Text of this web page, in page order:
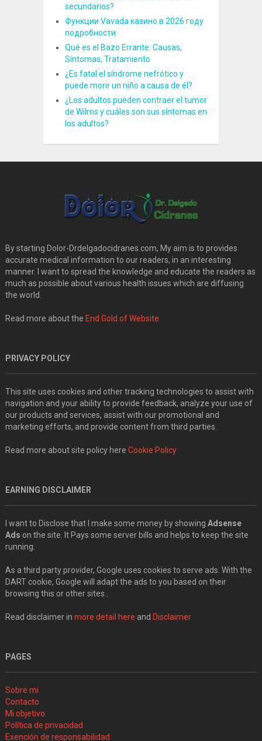
secundarios?
Функции Vavada казино в 2026 году
подробности
Qué es el Bazo Errante: Causas,
Síntomas, Tratamiento
¿Es fatal el síndrome nefrótico y
puede morir un niño a causa de él?
¿Los adultos pueden contraer el tumor
de Wilms y cuáles son sus síntomas en
los adultos?
By starting Dolor-Drdelgadocidranes.com, My aim is to provides
accurate medical information to our readers, in an interesting
manner. I want to spread the knowledge and educate the readers as
much as possible about various health issues which are diffusing
the world.
Read more about the End Gold of Website
PRIVACY POLICY
This site uses cookies and other tracking technologies to assist with
navigation and your ability to provide feedback, analyze your use of
our products and services, assist with our promotional and
marketing efforts, and provide content from third parties.
Read more about site policy here Cookie Policy
EARNING DISCLAIMER
I want to Disclose that I make some money by showing Adsense
Ads on the site. It Pays some server bills and helps to keep the site
running.
As a third party provider, Google uses cookies to serve ads. With the
DART cookie, Google will adapt the ads to you based on their
browsing this or other sites..
Read disclaimer in more detail here and Disclaimer
PAGES
Sobre mi
Contacto
Mi objetivo
Política de privacidad
Exención de responsabilidad